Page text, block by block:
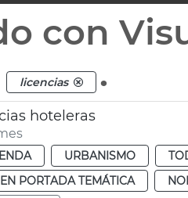
con
licencias .
hoteleras
URBANISMO
EN PORTADA TEMÁTICA